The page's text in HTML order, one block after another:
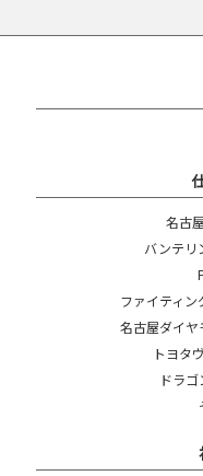
名古
バンテリ
ファイティ
名古屋ダイヤ
トヨタ
ドラ